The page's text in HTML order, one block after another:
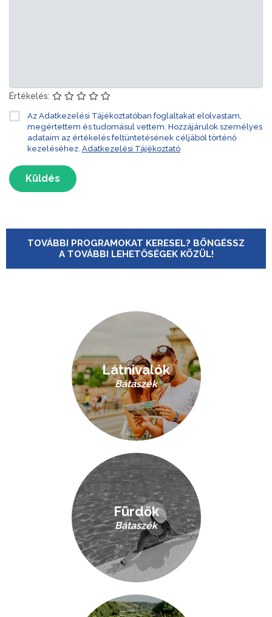
Értékelés:
Az Adatkezelési Tájékoztatóban foglaltakat elolvastam,
megértettem és tudomásul vettem. Hozzájárulok személyes
adataim az értékelés feltüntetésének céljából történő
kezeléséhez. Adatkezelési Tájékoztató
Küldés
TOVÁBBI PROGRAMOKAT KERESEL? BÖNGÉSSZ
A TOVÁBBI LEHETŐSÉGEK KÖZÜL!
Látnivalók
Bátaszék
Fürdők
Bátaszék